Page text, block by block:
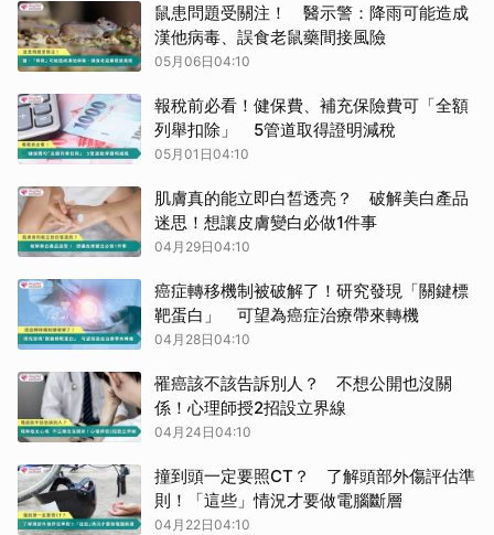
鼠患問題受關注！ 醫示警：降雨可能造成
漢他病毒、誤食老鼠藥間接風險
05月06日04:10
報稅前必看！健保費、補充保險費可「全額
列舉扣除」 5管道取得證明減稅
05月01日04:10
肌膚真的能立即白皙透亮？ 破解美白產品
迷思！想讓皮膚變白必做1件事
04月29日04:10
癌症轉移機制被破解了！研究發現「關鍵標
靶蛋白」 可望為癌症治療帶來轉機
04月28日04:10
罹癌該不該告訴別人？ 不想公開也沒關
係！心理師授2招設立界線
04月24日04:10
撞到頭一定要照CT？ 了解頭部外傷評估準
則！「這些」情況才要做電腦斷層
04月22日04:10